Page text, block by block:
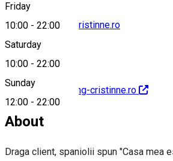
Friday
10:00 - 22:00
Saturday
10:00 - 22:00
Sunday
12:00 - 22:00
office@catering-cristinne.ro
http://www.catering-cristinne.ro
About
Draga client, spaniolii spun "Casa mea